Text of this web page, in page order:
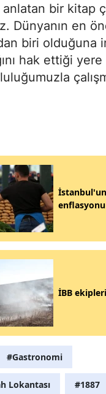
bir kitap
Dünyanın en
biri olduğuna
hak ettiği yere
enflasyonu
İBB
#Gastronomi
Lokantası #1887